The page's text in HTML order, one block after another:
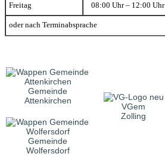
Freitag 08:00 Uhr – 12:00 Uhr
oder nach Terminabsprache
Gemeinde
Attenkirchen
VGem
Zolling
Gemeinde
Wolfersdorf